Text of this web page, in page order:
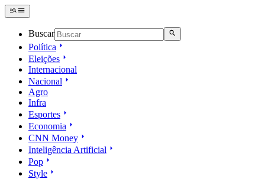
Buscar
Política
Eleições
Internacional
Nacional
Agro
Infra
Esportes
Economia
CNN Money
Inteligência Artificial
Pop
Style